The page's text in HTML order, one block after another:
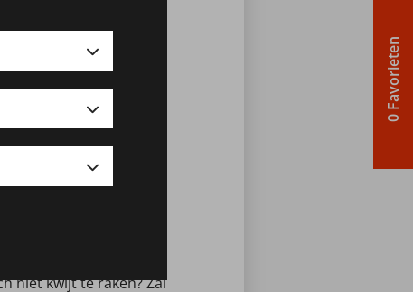
is er ook een
wij, zielen van
eerste instantie nog
bijna volledig
dat Truus of
belangrijk om het
en met name
niet kwijt te raken? Zal
0 Favorieten